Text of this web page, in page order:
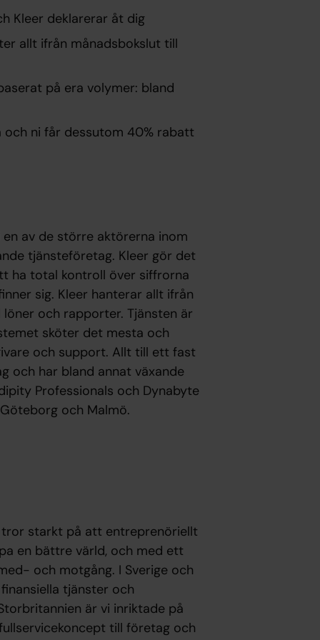
Kleer deklarerar åt dig
allt ifrån månadsbokslut till
på era volymer: bland
och ni får dessutom 40% rabatt
av de större aktörerna inom
tjänsteföretag. Kleer gör det
ha total kontroll över siffrorna
sig. Kleer hanterar allt ifrån
och rapporter. Tjänsten är
sköter det mesta och
och support. Allt till ett fast
och har bland annat växande
Professionals och Dynabyte
och Malmö.
tror starkt på att entreprenöriellt
en bättre värld, och med ett
och motgång. I Sverige och
tjänster och
är vi inriktade på
till företag och